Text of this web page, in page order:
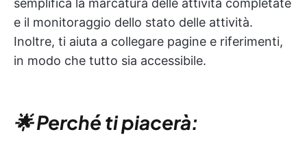
semplifica la marcatura delle attività completate
e il monitoraggio dello stato delle attività.
Inoltre, ti aiuta a collegare pagine e riferimenti,
in modo che tutto sia accessibile.
🌟 Perché ti piacerà: